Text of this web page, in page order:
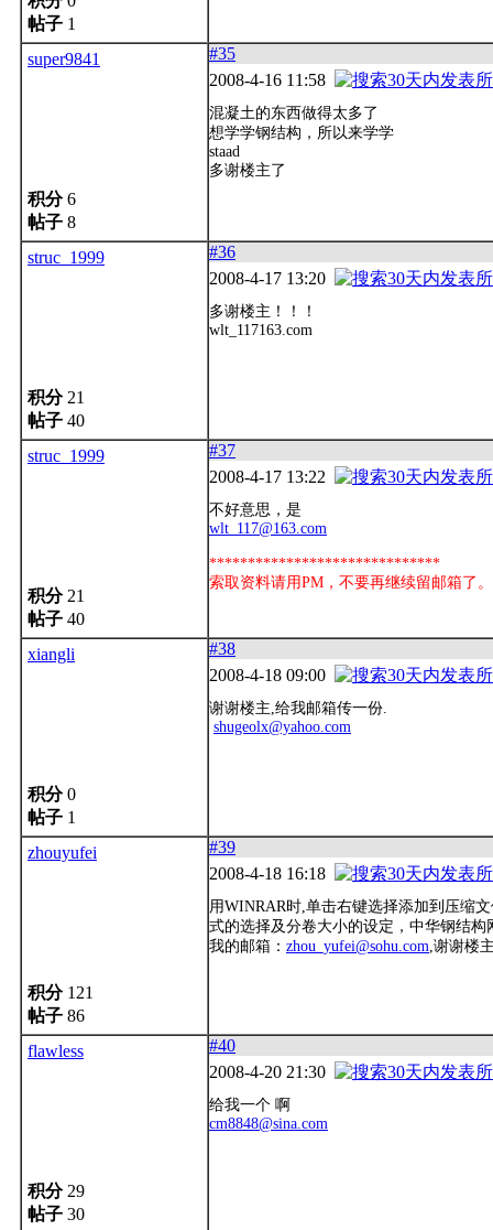
帖子 1
super9841
积分6
帖子 8
#35
2008-4-16 11:58
混凝土的东西做得太多了
想学学钢结构，所以来学学
staad
多谢楼主了
struc_1999
积分21
帖子 40
#36
2008-4-17 13:20
多谢楼主！！！
wlt_117163.com
struc_1999
积分21
帖子 40
#37
2008-4-17 13:22
不好意思，是
wlt_117@163.com
******************************
索取资料请用PM，不要再继续留邮箱了。
xiangli
积分0
帖子 1
#38
2008-4-18 09:00
谢谢楼主,给我邮箱传一份.
shugeolx@yahoo.com
zhouyufei
积分121
帖子 86
#39
2008-4-18 16:18
用WINRAR时,单击右键选择添加到压缩
式的选择及分卷大小的设定，中华钢结
我的邮箱： zhou_yufei@sohu.com,谢谢楼
flawless
积分29
帖子 30
#40
2008-4-20 21:30
给我一个 啊
cm8848@sina.com